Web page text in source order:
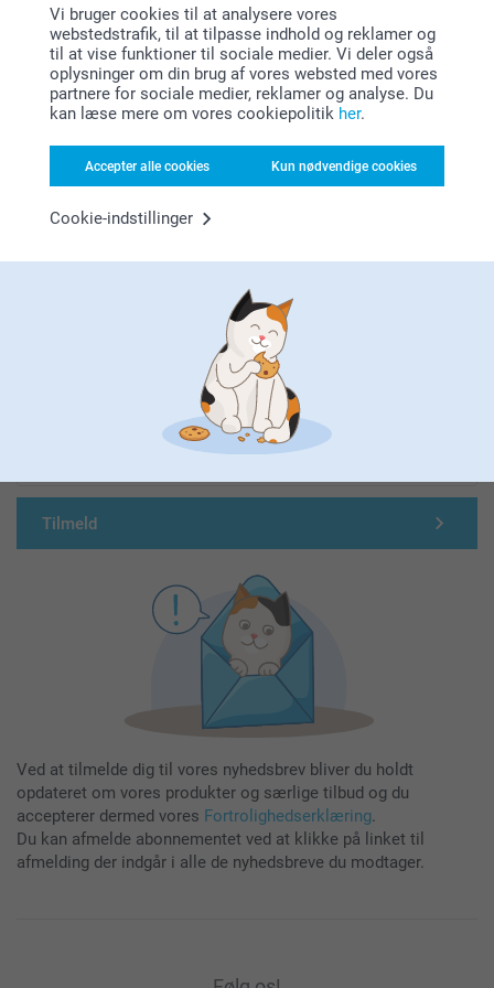
Vi bruger cookies til at analysere vores
webstedstrafik, til at tilpasse indhold og reklamer og
til at vise funktioner til sociale medier. Vi deler også
oplysninger om din brug af vores websted med vores
partnere for sociale medier, reklamer og analyse. Du
kan læse mere om vores cookiepolitik her.
Accepter alle cookies Kun nødvendige cookies
Cookie-indstillinger
Leder du efter inspiration?
Tilmeld dig vores nyhedsbrev
Indtast din e-mailadresse her
Tilmeld
Ved at tilmelde dig til vores nyhedsbrev bliver du holdt
opdateret om vores produkter og særlige tilbud og du
accepterer dermed vores Fortrolighedserklæring.
Du kan afmelde abonnementet ved at klikke på linket til
afmelding der indgår i alle de nyhedsbreve du modtager.